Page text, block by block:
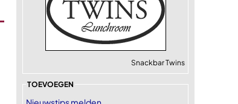
Snackbar Twins
TOEVOEGEN